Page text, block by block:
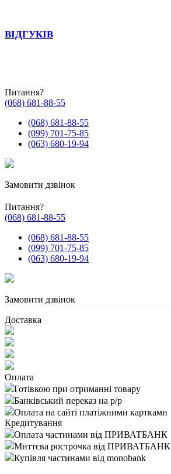
ВІДГУКІВ
Питання?
(068) 681-88-55
(068) 681-88-55
(099) 701-75-85
(063) 680-19-94
Замовити дзвінок
Питання?
(068) 681-88-55
(068) 681-88-55
(099) 701-75-85
(063) 680-19-94
Замовити дзвінок
Доставка
Оплата
Готівкою при отриманні товару
Банківський переказ на р/р
Оплата на сайті платіжними картками
Кредитування
Оплата частинами від ПРИВАТБАНК
Миттєва рострочка від ПРИВАТБАНК
Купівля частинами від monobank